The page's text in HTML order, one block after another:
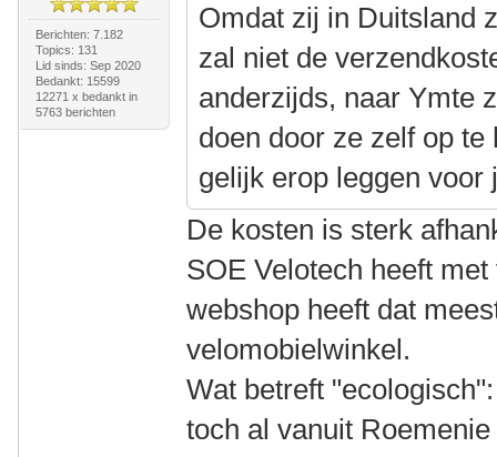
Berichten: 7.182
Topics: 131
Lid sinds: Sep 2020
Bedankt: 15599
12271 x bedankt in
5763 berichten
Omdat zij in Duitsland
zal niet de
anderzijds, naar Ymte
doen door ze zelf op
gelijk erop leggen voor
De kosten is sterk
SOE Velotech heeft
webshop heeft dat
velomobielwinkel.
Wat betreft
toch al vanuit